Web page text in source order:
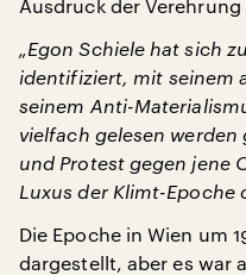
Ausdruck der
„Egon Schiele hat sich
identifiziert, mit seinem
seinem Anti-
vielfach gelesen
und Protest gegen jene
Luxus der Klimt-Epoche
Die Epoche in Wien um
dargestellt, aber es war